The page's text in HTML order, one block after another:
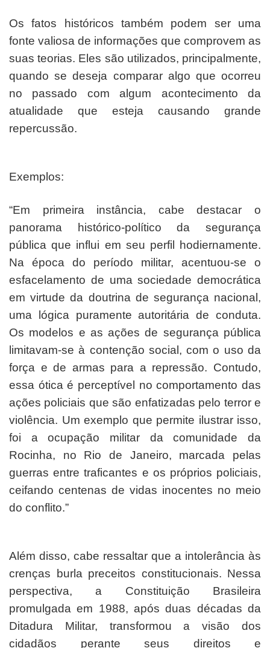
Os fatos históricos também podem ser uma
fonte valiosa de informações que comprovem as
suas teorias. Eles são utilizados, principalmente,
quando se deseja comparar algo que ocorreu
no passado com algum acontecimento da
atualidade que esteja causando grande
repercussão.
Exemplos:
“Em primeira instância, cabe destacar o
panorama histórico-político da segurança
pública que influi em seu perfil hodiernamente.
Na época do período militar, acentuou-se o
esfacelamento de uma sociedade democrática
em virtude da doutrina de segurança nacional,
uma lógica puramente autoritária de conduta.
Os modelos e as ações de segurança pública
limitavam-se à contenção social, com o uso da
força e de armas para a repressão. Contudo,
essa ótica é perceptível no comportamento das
ações policiais que são enfatizadas pelo terror e
violência. Um exemplo que permite ilustrar isso,
foi a ocupação militar da comunidade da
Rocinha, no Rio de Janeiro, marcada pelas
guerras entre traficantes e os próprios policiais,
ceifando centenas de vidas inocentes no meio
do conflito.”
Além disso, cabe ressaltar que a intolerância às
crenças burla preceitos constitucionais. Nessa
perspectiva, a Constituição Brasileira
promulgada em 1988, após duas décadas da
Ditadura Militar, transformou a visão dos
cidadãos perante seus direitos e